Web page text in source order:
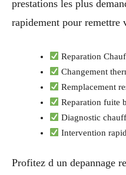
prestations les plus
rapidement pour remettre
Reparation
Changement
Remplacement
Reparation fuite
Diagnostic
Intervention
Profitez d un depannage